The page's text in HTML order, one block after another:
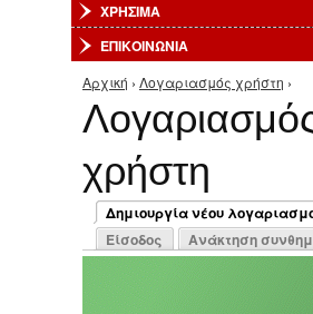
ΧΡΗΣΙΜΑ
ΕΠΙΚΟΙΝΩΝΙΑ
Είστε εδώ
Αρχική › Λογαριασμός χρήστη ›
χρήστη
Πρωτεύουσες
Δημιουργία νέου
(ενεργή καρτέλα)
Είσοδος Ανάκτηση